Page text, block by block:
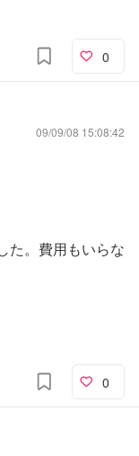
0
09/09/08 15:08:42
た。費用もいらな
0